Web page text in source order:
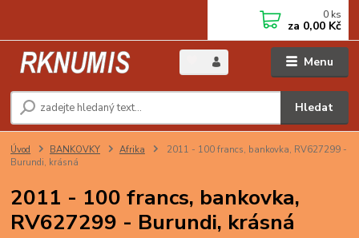
Menu
Hledat
0 ks
za 0,00 Kč
Úvod BANKOVKY Afrika
2011 - 100 francs, bankovka, RV627299 -
Burundi, krásná
2011 - 100 francs, bankovka,
RV627299 - Burundi, krásná